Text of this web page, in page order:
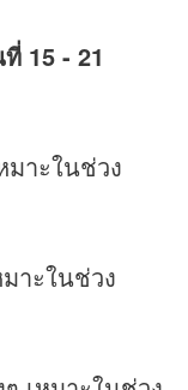
ที่ 15 - 21
าะในช่วง
าะในช่วง